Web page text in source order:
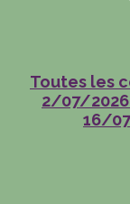
Toutes les
2/07/
16/